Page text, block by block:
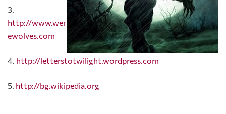
3.
http://www.wer
ewolves.com
4. http://letterstotwilight.wordpress.com
5. http://bg.wikipedia.org